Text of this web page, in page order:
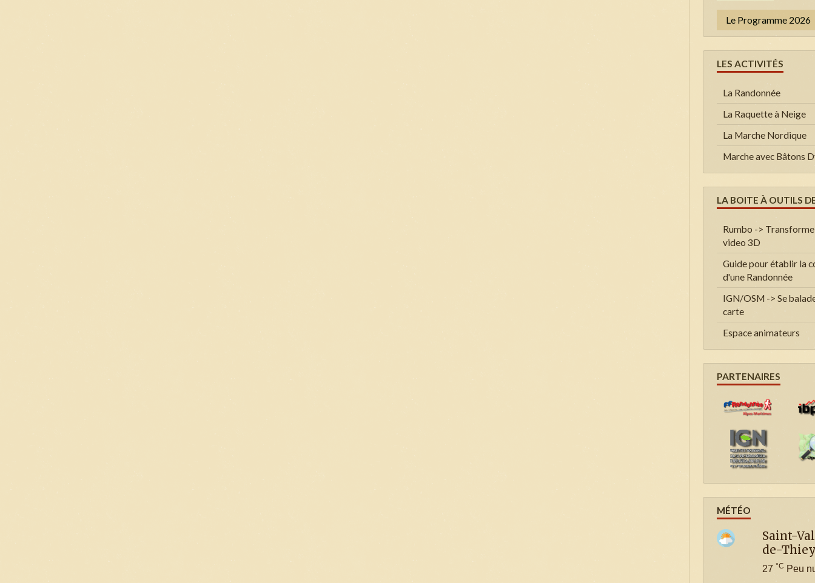
Le Programme 2026
LES ACTIVITÉS
La Randonnée
La Raquette à Neige
La Marche Nordique
Marche avec Bâtons
LA BOITE À OUTILS
Rumbo -> Transforme
video 3D
Guide pour établir la
d'une Randonnée
IGN/OSM -> Se
carte
Espace animateurs
PARTENAIRES
MÉTÉO
Saint-
de-
27 °C Peu